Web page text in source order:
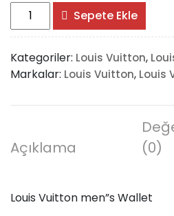
Louis
Vuitton
men”s
Wallet
adet
Sepete Ekle
Kategoriler: Louis Vuitton,
Markalar: Louis Vuitton, Louis
Açıklama
(0)
Louis Vuitton men”s Wallet